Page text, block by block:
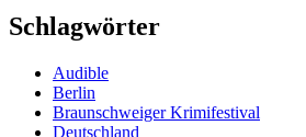
Schlagwörter
Audible
Berlin
Braunschweiger Krimifestival
Deutschland